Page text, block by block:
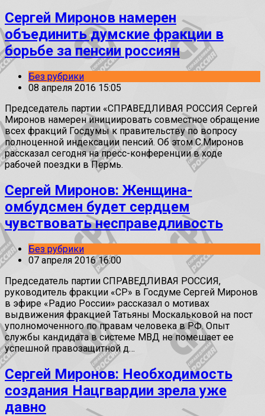
Сергей Миронов намерен
объединить думские фракции в
борьбе за пенсии россиян
Без рубрики
08 апреля 2016 15:05
Председатель партии «СПРАВЕДЛИВАЯ РОССИЯ Сергей
Миронов намерен инициировать совместное обращение
всех фракций Госдумы к правительству по вопросу
полноценной индексации пенсий. Об этом С.Миронов
рассказал сегодня на пресс-конференции в ходе
рабочей поездки в Пермь.
Сергей Миронов: Женщина-
омбудсмен будет сердцем
чувствовать несправедливость
Без рубрики
07 апреля 2016 16:00
Председатель партии СПРАВЕДЛИВАЯ РОССИЯ,
руководитель фракции «СР» в Госдуме Сергей Миронов
в эфире «Радио России» рассказал о мотивах
выдвижения фракцией Татьяны Москальковой на пост
уполномоченного по правам человека в РФ. Опыт
службы кандидата в системе МВД не помешает ее
успешной правозащитной д…
Сергей Миронов: Необходимость
создания Нацгвардии зрела уже
давно